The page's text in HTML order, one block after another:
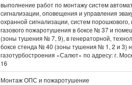
выполнение работ по монтажу систем
сигнализации, оповещения и управления
охранной сигнализации, систем порошкового,
газового пожаротушения в боксе № 37 и
(зоны тушения № 7, 9), в генераторной,
боксе стенда № 40 (зоны тушения № 1, 2 и 3)
газотурбостроения «Салют» по адресу: г.
16
Монтаж ОПС и пожаротушение